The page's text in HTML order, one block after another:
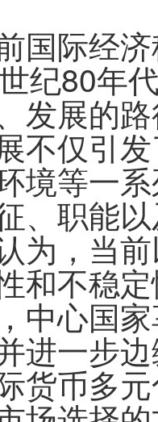
际经济
纪80年
发展的
不仅引
境等一
、职能
为，当
和不稳
中心国
进一步
货币多